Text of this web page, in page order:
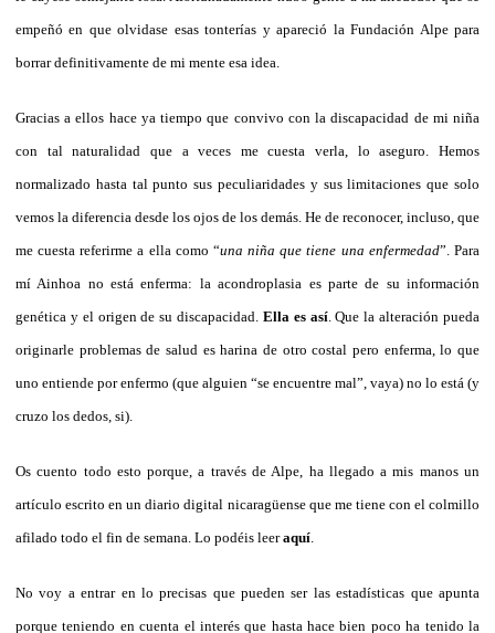
empeñó en que olvidase esas tonterías y apareció la Fundación Alpe para
borrar definitivamente de mi mente esa idea.
Gracias a ellos hace ya tiempo que convivo con la discapacidad de mi niña
con tal naturalidad que a veces me cuesta verla, lo aseguro. Hemos
normalizado hasta tal punto sus peculiaridades y sus limitaciones que solo
vemos la diferencia desde los ojos de los demás. He de reconocer, incluso, que
me cuesta referirme a ella como “una niña que tiene una enfermedad”. Para
mí Ainhoa no está enferma: la acondroplasia es parte de su información
genética y el origen de su discapacidad. Ella es así. Que la alteración pueda
originarle problemas de salud es harina de otro costal pero enferma, lo que
uno entiende por enfermo (que alguien “se encuentre mal”, vaya) no lo está (y
cruzo los dedos, si).
Os cuento todo esto porque, a través de Alpe, ha llegado a mis manos un
artículo escrito en un diario digital nicaragüense que me tiene con el colmillo
afilado todo el fin de semana. Lo podéis leeraquí
No voy a entrar en lo precisas que pueden ser las estadísticas que apunta
porque teniendo en cuenta el interés que hasta hace bien poco ha tenido la